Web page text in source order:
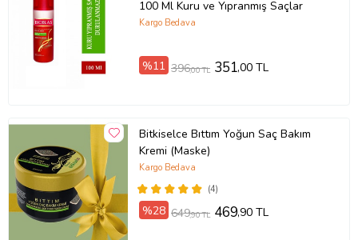
100 Ml Kuru ve Yıpranmış Saçlar
Kargo Bedava
%11 396,00 TL 351,00 TL
Bitkiselce Bıttım Yoğun Saç Bakım
Kremi (Maske)
(4)
Kargo Bedava
%28 649,90 TL 469,90 TL